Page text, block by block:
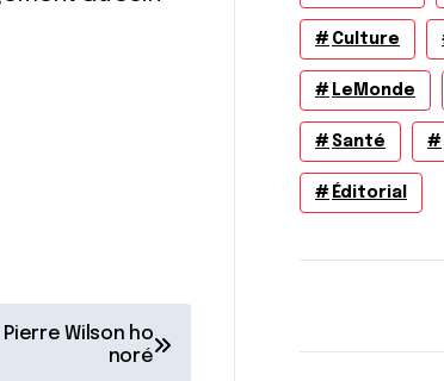
Wilson ho
noré
Culture
LeMonde
Santé
Éditorial